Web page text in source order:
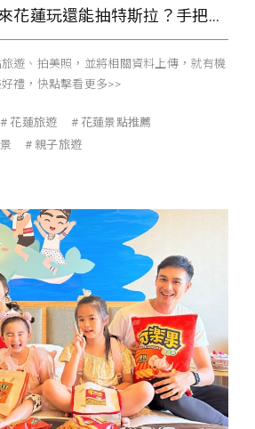
【永續遊花蓮】來花蓮玩還能抽特斯拉？手把手教你如何登錄！
遊、拍美照，並將相關資料上傳，就有機
禮，快點擊看更多>>
花蓮旅遊
花蓮景點推薦
親子旅遊